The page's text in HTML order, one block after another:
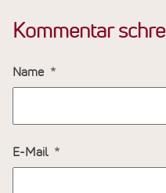
Kommentar
Name
E-Mail